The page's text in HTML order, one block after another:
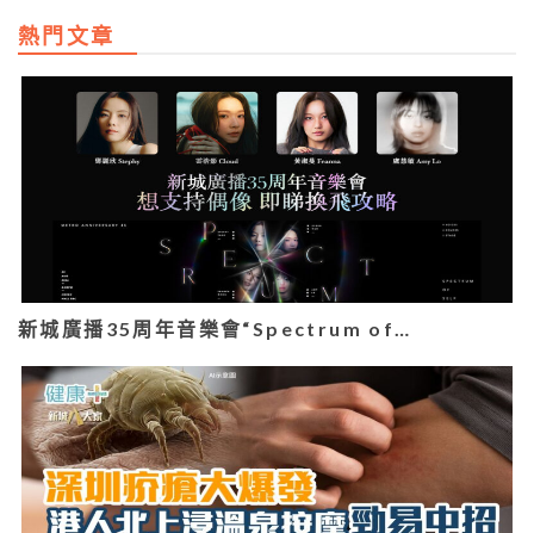
熱門文章
新城廣播35周年音樂會“Spectrum of…